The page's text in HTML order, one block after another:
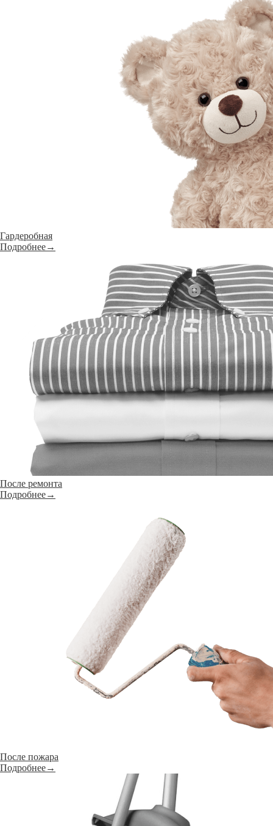
Гардеробная
Подробнее→
После ремонта
Подробнее→
После пожара
Подробнее→